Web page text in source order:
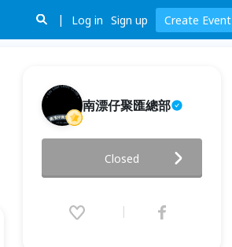
Log in Sign up Create Event
南漂仔聚匯總部
週｜說故事營 主題｜《聲音的魔
法師：把你的故事說給世界聽》
(Fri) 16:00 (GMT+8)
Closed